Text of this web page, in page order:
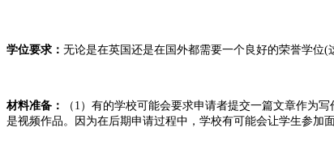
学位要求： 无论是在英国还是在国外都需要一个良好的荣誉学位(
材料准备： （ 1 ） 有的学校可能会要求申请者提交一篇文章作为写
是视频作品。因为在后期申请过程中，学校有可能会让学生参加